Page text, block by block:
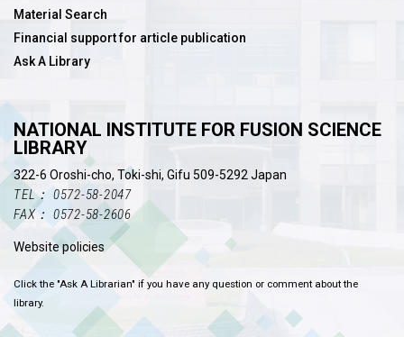
Material Search
Financial support for article publication
Ask A Library
NATIONAL INSTITUTE FOR FUSION SCIENCE
LIBRARY
322-6 Oroshi-cho, Toki-shi, Gifu 509-5292 Japan
TEL： 0572-58-2047
FAX： 0572-58-2606
Website policies
Click the "Ask A Librarian" if you have any question or comment about the
library.